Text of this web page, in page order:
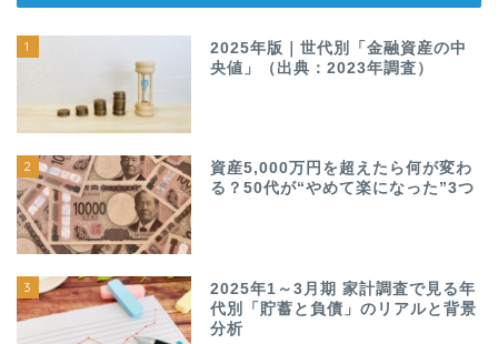
1
2025年版｜世代別「金融資産の中
央値」（出典：2023年調査）
2
資産5,000万円を超えたら何が変わ
る？50代が“やめて楽になった”3つ
3
2025年1～3月期 家計調査で見る年
代別「貯蓄と負債」のリアルと背景
分析